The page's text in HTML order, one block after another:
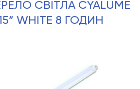
СВІТЛА CYALUME
WHITE 8 ГОДИН